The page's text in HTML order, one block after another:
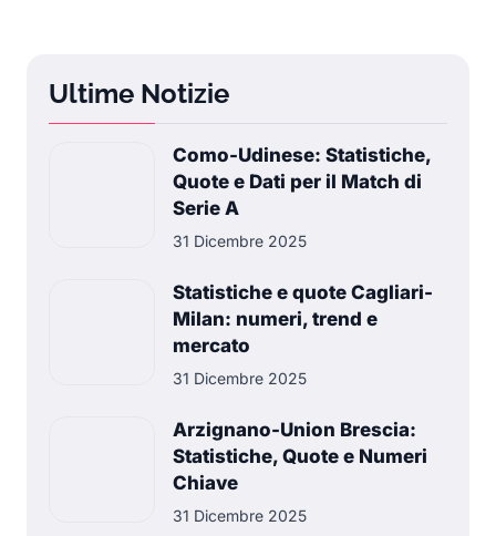
Ultime Notizie
Como-Udinese: Statistiche,
Quote e Dati per il Match di
Serie A
31 Dicembre 2025
Statistiche e quote Cagliari-
Milan: numeri, trend e
mercato
31 Dicembre 2025
Arzignano-Union Brescia:
Statistiche, Quote e Numeri
Chiave
31 Dicembre 2025